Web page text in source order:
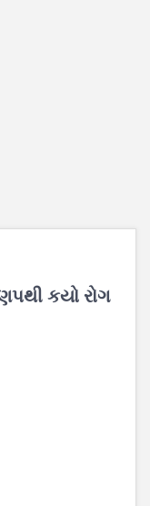
કયો રોગ